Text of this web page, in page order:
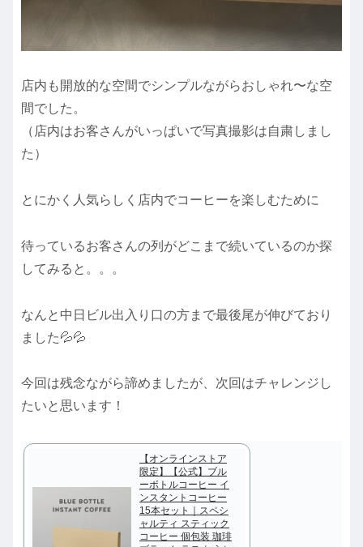
店内も開放的な空間でシンプルながらおしゃれ〜な空
間でした。
（店内はお客さんがいっぱいで写真撮影は自粛しまし
た）
とにかく人気らしく店内でコーヒーを楽しむために
待っているお客さんの列がどこまで続いているのか探
してみると。。。
なんと中日ビル出入り口の方まで最後尾が伸びており
ました💦💦
今回は残念ながら諦めましたが、次回はチャレンジし
たいと思います！
【オンラインストア
限定】【公式】ブル
ーボトルコーヒー イ
ンスタントコーヒー
15本セット｜スペシ
ャルティ スティック
コーヒー 個包装 珈琲